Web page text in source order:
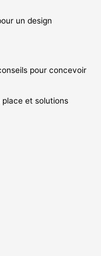
un design
pour concevoir
place et solutions